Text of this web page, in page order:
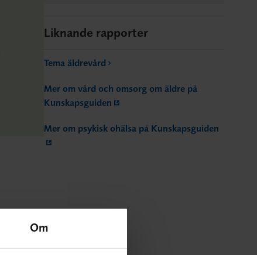
Om
Liknande rapporter
Tema äldrevård
Mer om vård och omsorg om äldre på
Kunskapsguiden
Mer om psykisk ohälsa på Kunskapsguiden